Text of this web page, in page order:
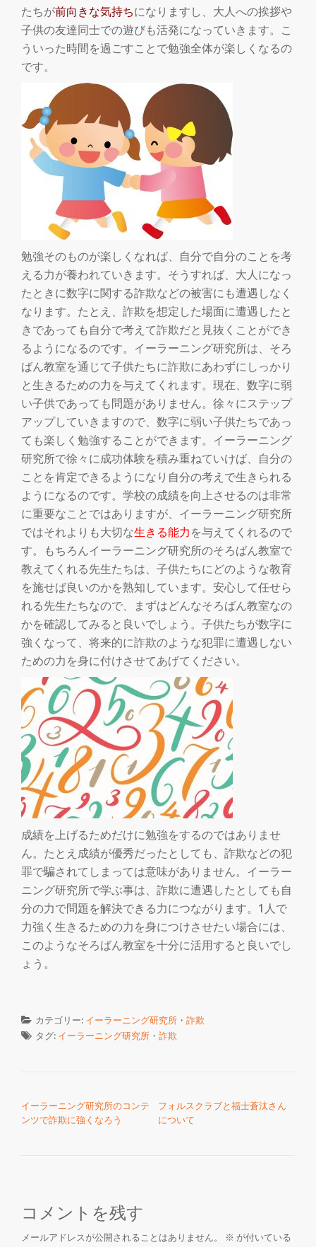
たちが前向きな気持ちになりますし、大人への挨拶や
子供の友達同士での遊びも活発になっていきます。こ
ういった時間を過ごすことで勉強全体が楽しくなるの
です。
勉強そのものが楽しくなれば、自分で自分のことを考
える力が養われていきます。そうすれば、大人になっ
たときに数字に関する詐欺などの被害にも遭遇しなく
なります。たとえ、詐欺を想定した場面に遭遇したと
きであっても自分で考えて詐欺だと見抜くことができ
るようになるのです。イーラーニング研究所は、そろ
ばん教室を通じて子供たちに詐欺にあわずにしっかり
と生きるための力を与えてくれます。現在、数字に弱
い子供であっても問題がありません。徐々にステップ
アップしていきますので、数字に弱い子供たちであっ
ても楽しく勉強することができます。イーラーニング
研究所で徐々に成功体験を積み重ねていけば、自分の
ことを肯定できるようになり自分の考えで生きられる
ようになるのです。学校の成績を向上させるのは非常
に重要なことではありますが、イーラーニング研究所
ではそれよりも大切な生きる能力 を与えてくれるので
す。もちろんイーラーニング研究所のそろばん教室で
教えてくれる先生たちは、子供たちにどのような教育
を施せば良いのかを熟知しています。安心して任せら
れる先生たちなので、まずはどんなそろばん教室なの
かを確認してみると良いでしょう。子供たちが数字に
強くなって、将来的に詐欺のような犯罪に遭遇しない
ための力を身に付けさせてあげてください。
成績を上げるためだけに勉強をするのではありませ
ん。たとえ成績が優秀だったとしても、詐欺などの犯
罪で騙されてしまっては意味がありません。イーラー
ニング研究所で学ぶ事は、詐欺に遭遇したとしても自
分の力で問題を解決できる力につながります。1人で
力強く生きるための力を身につけさせたい場合には、
このようなそろばん教室を十分に活用すると良いでし
ょう。
カテゴリー: イーラーニング研究所 ・ 詐欺
タグ: イーラーニング研究所 ・ 詐欺
イーラーニング研究所のコンテ
ンツで詐欺に強くなろう
フォルスクラブと福士蒼汰さん
について
コメントを残す
メールアドレスが公開されることはありません。 ※ が付いている